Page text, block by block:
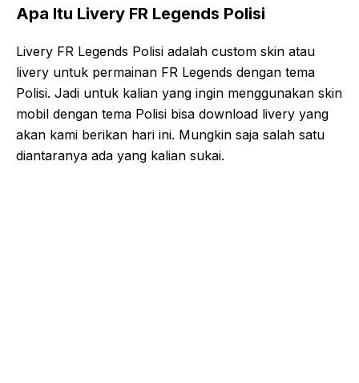
Apa Itu Livery FR Legends Polisi
Livery FR Legends Polisi adalah custom skin atau
livery untuk permainan FR Legends dengan tema
Polisi. Jadi untuk kalian yang ingin menggunakan skin
mobil dengan tema Polisi bisa download livery yang
akan kami berikan hari ini. Mungkin saja salah satu
diantaranya ada yang kalian sukai.